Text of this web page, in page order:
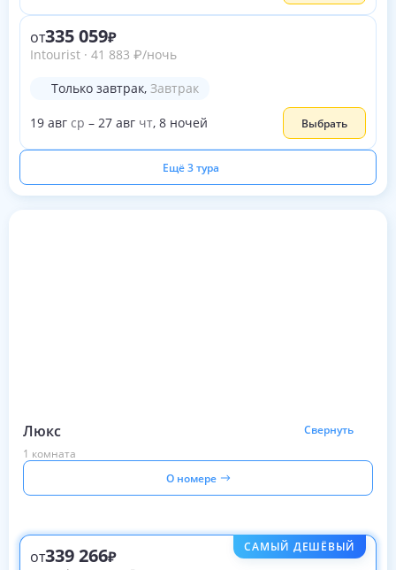
от335 059
Intourist · 41 883 ₽/ночь
Только завтрак, Завтрак
19 авг ср – 27 авг чт, 8 ночей Выбрать
Ещё 3 тура
Люкс
Свернуть
1 комната
О номере
САМЫЙ ДЕШЁВЫЙ
от339 266